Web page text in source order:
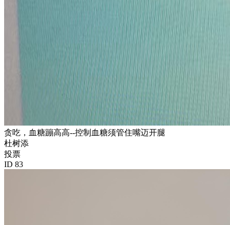
贪吃，血糖蹦高高--控制血糖须管住嘴迈开腿
杜树添
投票
ID 83